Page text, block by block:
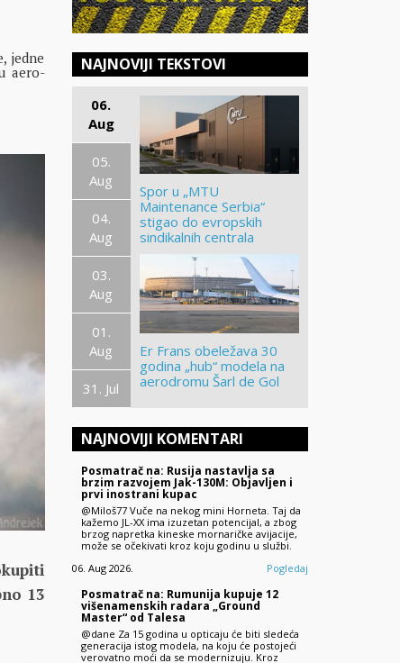
jedne
aero-
13
NAJNOVIJI TEKSTOVI
06.
Aug
05.
Aug
04.
Aug
03.
Aug
01.
Aug
31. Jul
Spor u „MTU
Maintenance Serbia“
stigao do evropskih
sindikalnih centrala
Er Frans obeležava 30
godina „hub“ modela na
aerodromu Šarl de Gol
NAJNOVIJI KOMENTARI
Posmatrač na: Rusija nastavlja sa
brzim razvojem Jak-130M: Objavljen i
prvi inostrani kupac
@Miloš77 Vuče na nekog mini Horneta. Taj da
kažemo JL-XX ima izuzetan potencijal, a zbog
brzog napretka kineske mornaričke avijacije,
može se očekivati kroz koju godinu u službi.
06. Aug 2026.
Pogledaj
Posmatrač na: Rumunija kupuje 12
višenamenskih radara „Ground
Master“ od Talesa
@dane Za 15 godina u opticaju će biti sledeća
generacija istog modela, na koju će postojeći
verovatno moći da se modernizuju. Kroz